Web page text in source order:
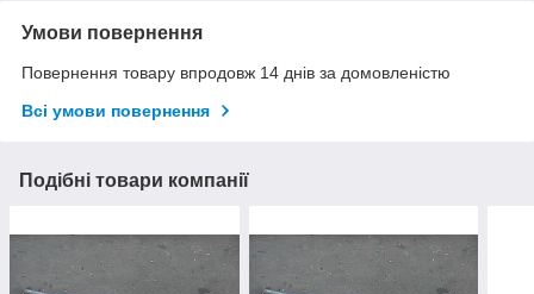
Умови повернення
Повернення товару впродовж 14 днів за домовленістю
Всі умови повернення
Подібні товари компанії